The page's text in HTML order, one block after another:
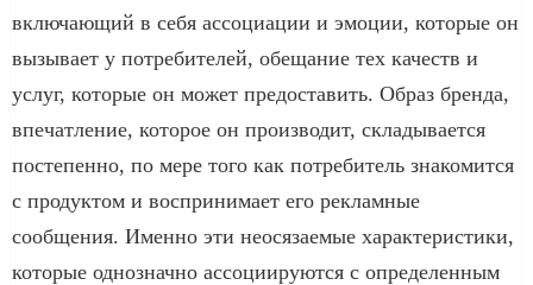
включающий в себя ассоциации и эмоции, которые он
вызывает у потребителей, обещание тех качеств и
услуг, которые он может предоставить. Образ бренда,
впечатление, которое он производит, складывается
постепенно, по мере того как потребитель знакомится
с продуктом и воспринимает его рекламные
сообщения. Именно эти неосязаемые характеристики,
которые однозначно ассоциируются с определенным